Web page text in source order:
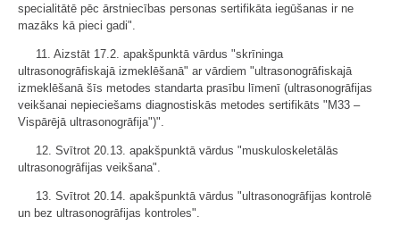
specialitātē pēc ārstniecības personas sertifikāta iegūšanas ir ne
mazāks kā pieci gadi".
11. Aizstāt 17.2. apakšpunktā vārdus "skrīninga
ultrasonogrāfiskajā izmeklēšanā" ar vārdiem "ultrasonogrāfiskajā
izmeklēšanā šīs metodes standarta prasību līmenī (ultrasonogrāfijas
veikšanai nepieciešams diagnostiskās metodes sertifikāts "M33 –
Vispārējā ultrasonogrāfija")".
12. Svītrot 20.13. apakšpunktā vārdus "muskuloskeletālās
ultrasonogrāfijas veikšana".
13. Svītrot 20.14. apakšpunktā vārdus "ultrasonogrāfijas kontrolē
un bez ultrasonogrāfijas kontroles".